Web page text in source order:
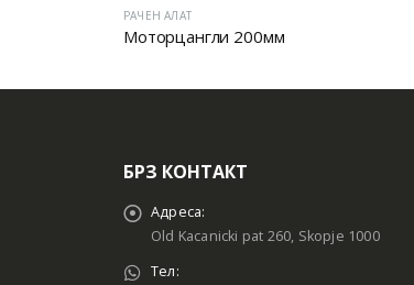
РАЧЕН АЛАТ
Моторцангли 200мм
БРЗ КОНТАКТ
Адреса:
Old Kacanicki pat 260, Skopje 1000
Тел: